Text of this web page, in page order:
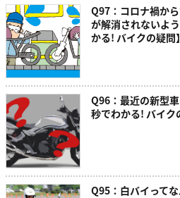
Q97：コロナ禍か
が解消されないよ
かる! バイクの疑問】
Q96：最近の新型
秒でわかる! バイク
Q95：白バイって